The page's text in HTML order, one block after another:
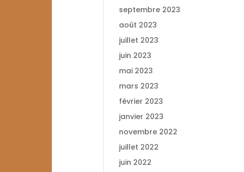
septembre 2023
août 2023
juillet 2023
juin 2023
mai 2023
mars 2023
février 2023
janvier 2023
novembre 2022
juillet 2022
juin 2022